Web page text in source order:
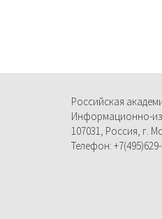
Российская
Информационно-
107031, Россия, г.
Телефон: